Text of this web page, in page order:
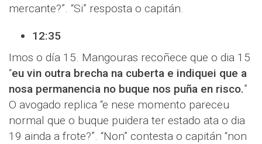
mercante?”. “Si” resposta o capitán.
12:35
Imos o día 15. Mangouras recoñece que o dia 15
“eu vin outra brecha na cuberta e indiquei que a
nosa permanencia no buque nos puña en risco.”
O avogado replica “e nese momento pareceu
normal que o buque puidera ter estado ata o dia
19 ainda a frote?”. “Non” contesta o capitán “non